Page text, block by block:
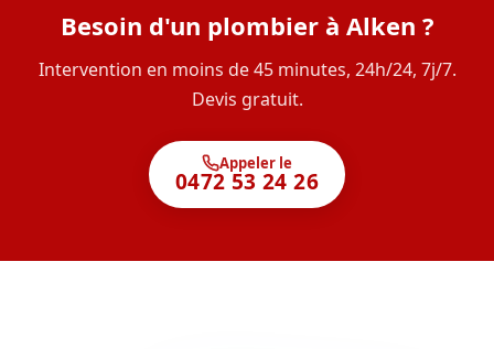
Besoin d'un plombier à Alken ?
Intervention en moins de 45 minutes, 24h/24, 7j/7.
Devis gratuit.
Appeler le
0472 53 24 26